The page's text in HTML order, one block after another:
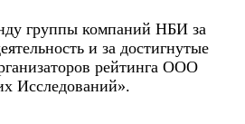
группы компаний НБИ за
и за достигнутые
рейтинга ООО
Исследований».